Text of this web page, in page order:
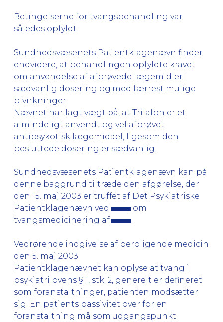
Betingelserne for tvangsbehandling var
således opfyldt.
Sundhedsvæsenets Patientklagenævn finder
endvidere, at behandlingen opfyldte kravet
om anvendelse af afprøvede lægemidler i
sædvanlig dosering og med færrest mulige
bivirkninger.
Nævnet har lagt vægt på, at Trilafon er et
almindeligt anvendt og vel afprøvet
antipsykotisk lægemiddel, ligesom den
besluttede dosering er sædvanlig.
Sundhedsvæsenets Patientklagenævn kan på
denne baggrund tiltræde den afgørelse, der
den 15. maj 2003 er truffet af Det Psykiatriske
Patientklagenævn ved
om
tvangsmedicinering af
Vedrørende indgivelse af beroligende medicin
den 5. maj 2003
Patientklagenævnet kan oplyse at tvang i
psykiatrilovens § 1, stk. 2, generelt er defineret
som foranstaltninger, patienten modsætter
sig. En patients passivitet over for en
foranstaltning må som udgangspunkt